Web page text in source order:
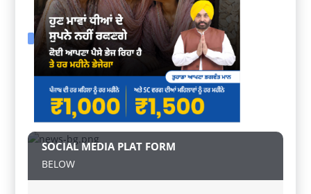
SOCIAL MEDIA PLAT FORM
BELOW